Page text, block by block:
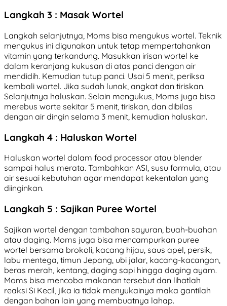
Langkah 3 : Masak Wortel
Langkah selanjutnya, Moms bisa mengukus wortel. Teknik
mengukus ini digunakan untuk tetap mempertahankan
vitamin yang terkandung. Masukkan irisan wortel ke
dalam keranjang kukusan di atas panci dengan air
mendidih. Kemudian tutup panci. Usai 5 menit, periksa
kembali wortel. Jika sudah lunak, angkat dan tiriskan.
Selanjutnya haluskan. Selain mengukus, Moms juga bisa
merebus worte sekitar 5 menit, tiriskan, dan dibilas
dengan air dingin selama 3 menit, kemudian haluskan.
Langkah 4 : Haluskan Wortel
Haluskan wortel dalam food processor atau blender
sampai halus merata. Tambahkan ASI, susu formula, atau
air sesuai kebutuhan agar mendapat kekentalan yang
diinginkan.
Langkah 5 : Sajikan Puree Wortel
Sajikan wortel dengan tambahan sayuran, buah-buahan
atau daging. Moms juga bisa mencampurkan puree
wortel bersama brokoli, kacang hijau, saus apel, persik,
labu mentega, timun Jepang, ubi jalar, kacang-kacangan,
beras merah, kentang, daging sapi hingga daging ayam.
Moms bisa mencoba makanan tersebut dan lihatlah
reaksi Si Kecil, jika ia tidak menyukainya maka gantilah
dengan bahan lain yang membuatnya lahap.